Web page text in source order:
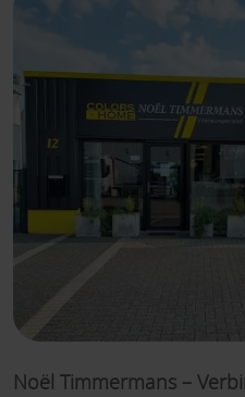
Noël Timmermans –